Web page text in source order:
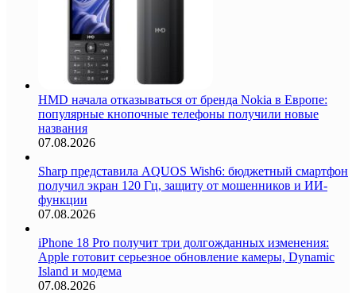
HMD начала отказываться от бренда Nokia в Европе:
популярные кнопочные телефоны получили новые
названия
07.08.2026
Sharp представила AQUOS Wish6: бюджетный смартфон
получил экран 120 Гц, защиту от мошенников и ИИ-
функции
07.08.2026
iPhone 18 Pro получит три долгожданных изменения:
Apple готовит серьезное обновление камеры, Dynamic
Island и модема
07.08.2026